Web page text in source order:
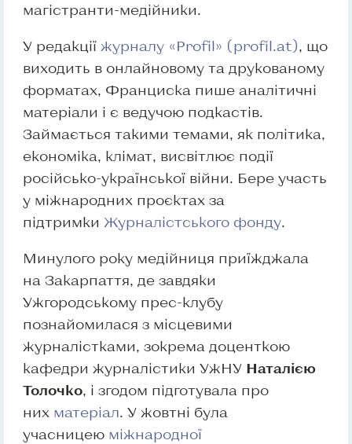
магістранти-медійники.
У редакції журналу «Profil» (profil.at), що
виходить в онлайновому та друкованому
форматах, Франциска пише аналітичні
матеріали і є ведучою подкастів.
Займається такими темами, як політика,
економіка, клімат, висвітлює події
російсько-української війни. Бере участь
у міжнародних проєктах за
підтримки Журналістського фонду.
Минулого року медійниця приїжджала
на Закарпаття, де завдяки
Ужгородському прес-клубу
познайомилася з місцевими
журналістками, зокрема доценткою
кафедри журналістики УжНУ Наталією
Толочко, і згодом підготувала про
них матеріал. У жовтні була
учасницею міжнародної